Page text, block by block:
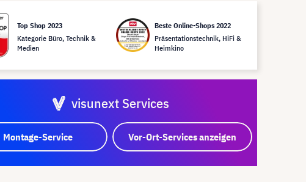
Top Shop 2023
Kategorie Büro, Technik &
Medien
Beste Online-Shops 2022
Präsentationstechnik, HiFi &
Heimkino
visunext Services
Montage-Service Vor-Ort-Services anzeigen